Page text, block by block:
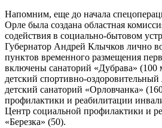
Напомним, еще до начала
Орле была создана областная
содействия в социально-бытовом
Губернатор Андрей Клычков лично
пунктов временного размещения
включены санаторий «Дубрава» (100
детский спортивно-оздоровительный
детский санаторий «Орловчанка»
профилактики и реабилитации
Центр социальной профилактики и
«Березка» (50).